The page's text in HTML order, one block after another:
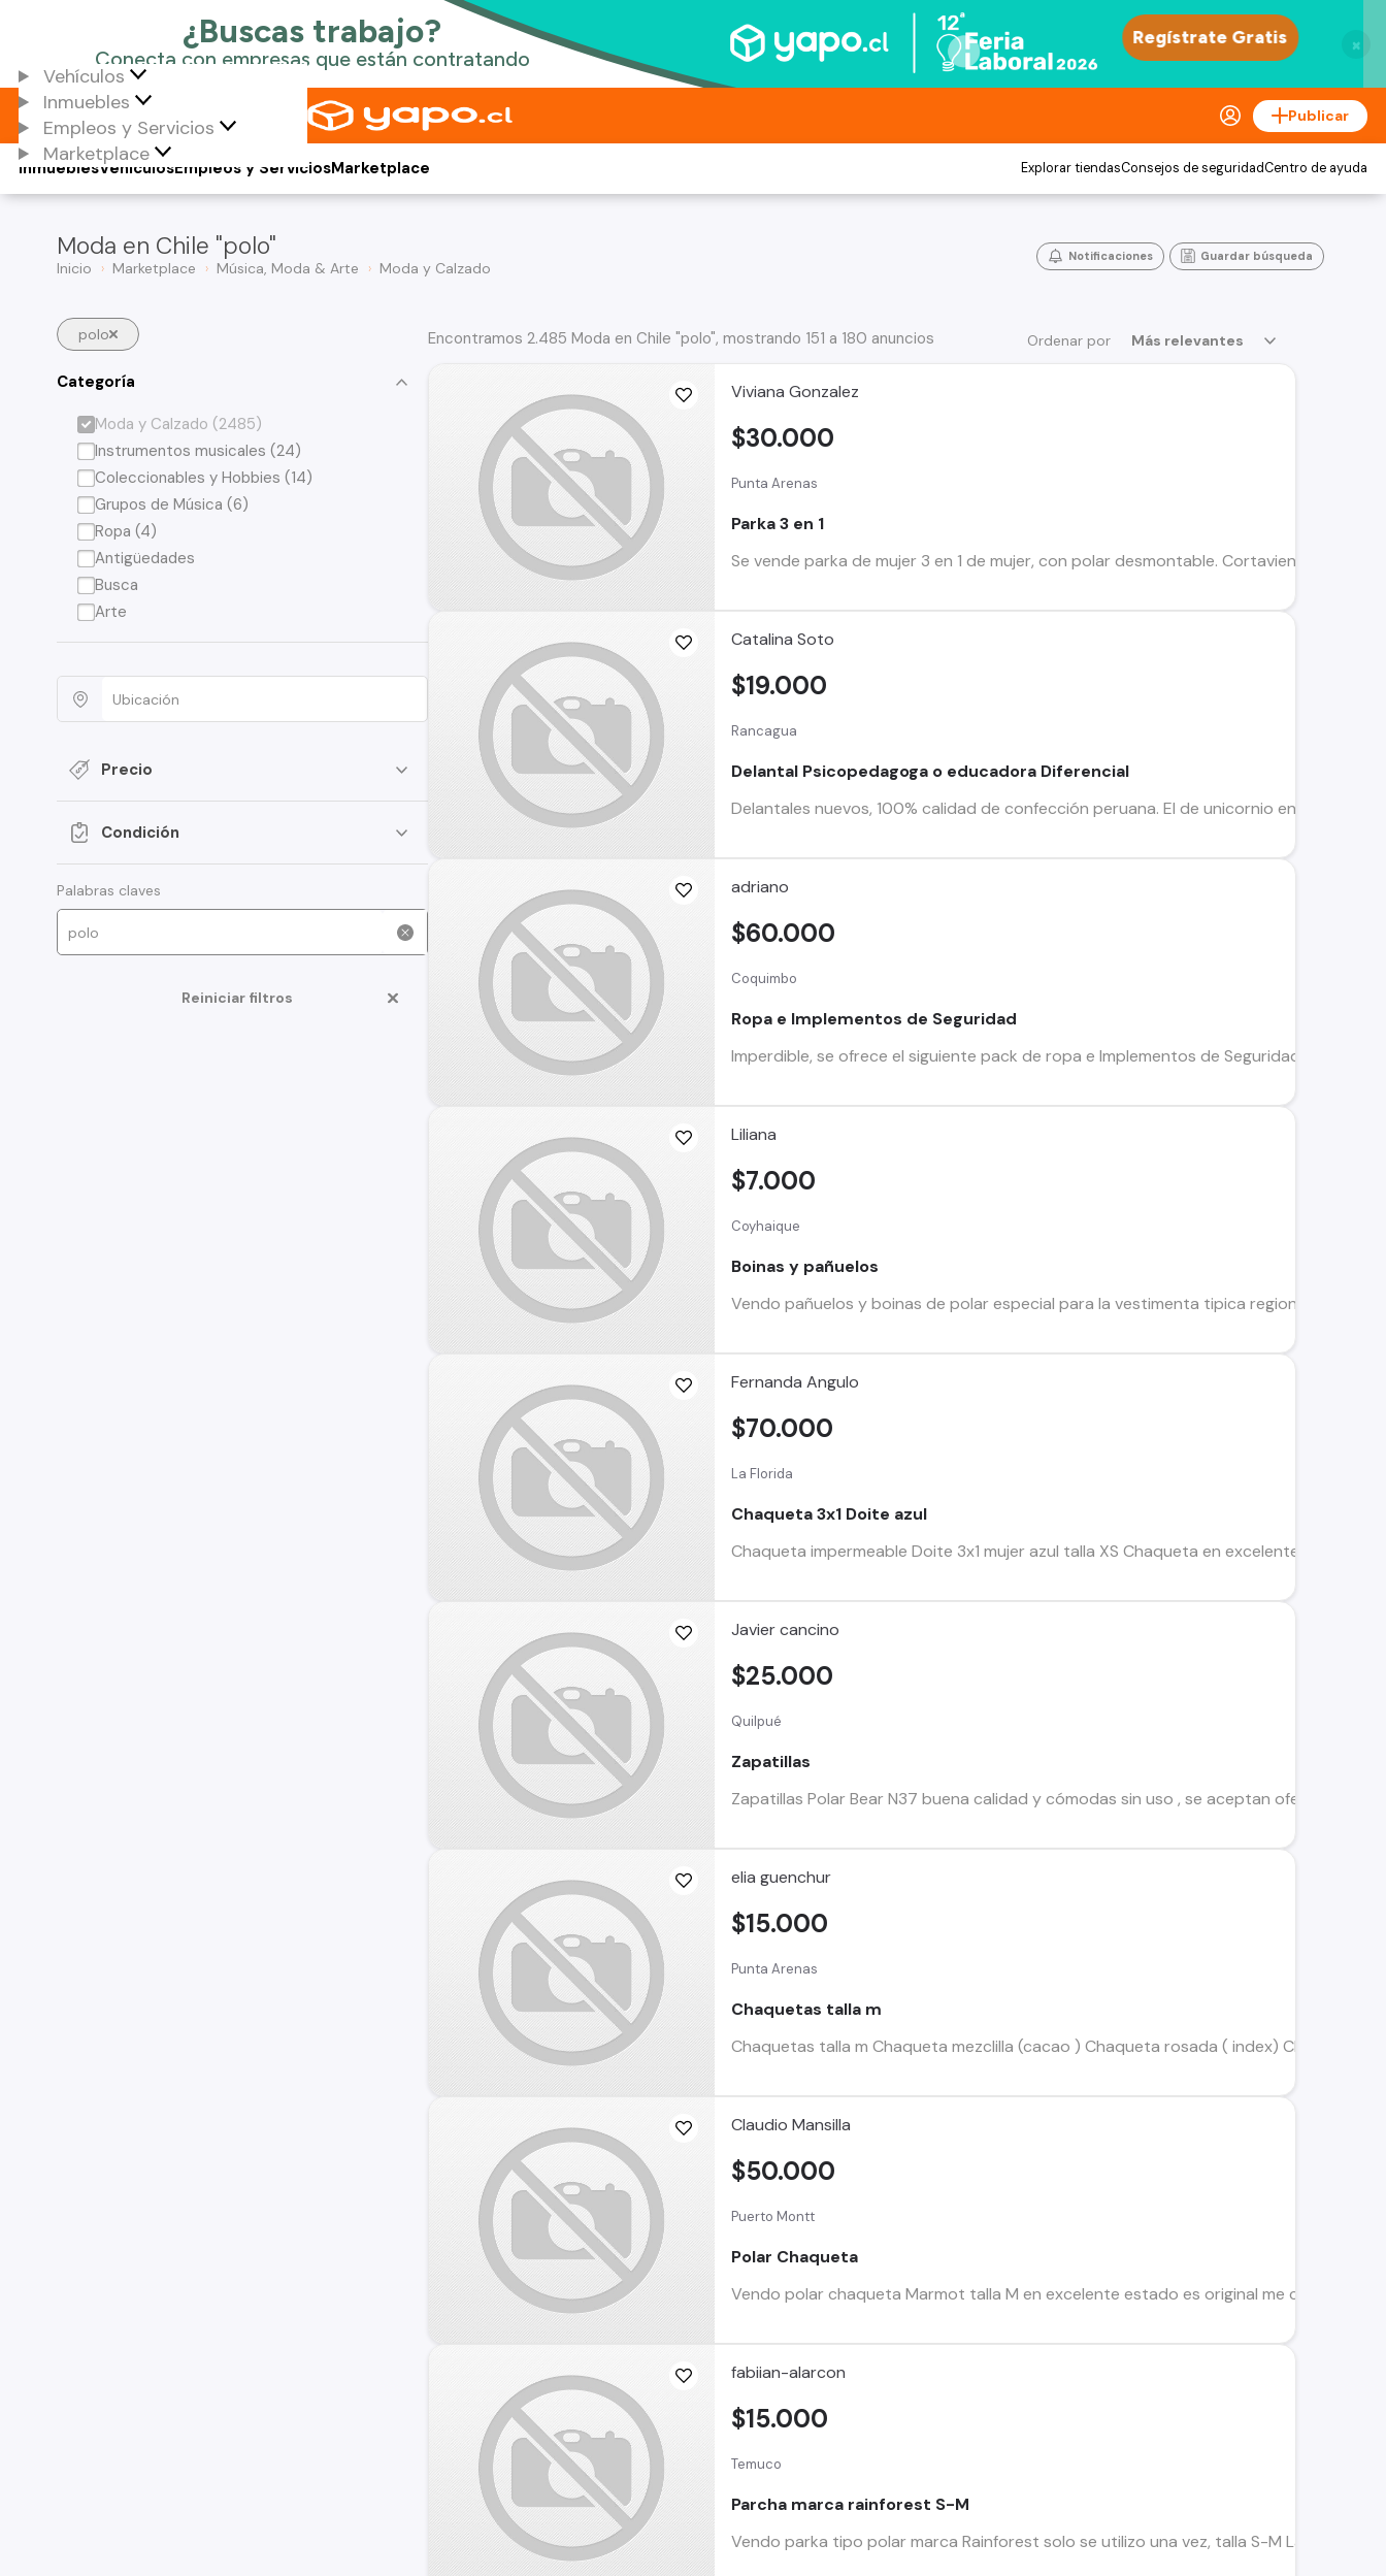
×
Vehículos
Inmuebles
Empleos y Servicios
Marketplace
Publicar
Vehículos
Inmuebles Empleos y ServiciosMarketplace Explorar tiendasConsejos de seguridadCentro de ayuda
Moda en Chile "polo"
Inicio Marketplace Música, Moda & Arte Moda y Calzado
Notificaciones Guardar búsqueda
polo
Categoría
Moda y Calzado (2485)
Instrumentos musicales (24)
Coleccionables y Hobbies (14)
Grupos de Música (6)
Ropa (4)
Antigüedades
Busca
Arte
Precio
Condición
Palabras claves
Reiniciar filtros
Ordenar por Más relevantes
Encontramos 2.485 Moda en Chile "polo", mostrando 151 a 180 anuncios
Viviana Gonzalez
Punta Arenas
Parka 3 en 1
Se vende parka de mujer 3 en 1 de mujer, con polar desmontable. Cortaviento
$30.000
Catalina Soto
Rancagua
Delantal Psicopedagoga o educadora Diferencial
Delantales nuevos, 100% calidad de confección peruana. El de unicornio en talla xs. Y
$19.000
adriano
Coquimbo
Ropa e Implementos de Seguridad
Imperdible, se ofrece el siguiente pack de ropa e Implementos de Seguridad
$60.000
Liliana
Coyhaique
Boinas y pañuelos
Vendo pañuelos y boinas de polar especial para la vestimenta tipica regional.
$7.000
Fernanda Angulo
La Florida
Chaqueta 3x1 Doite azul
Chaqueta impermeable Doite 3x1 mujer azul talla XS Chaqueta en excelente estado,
$70.000
Javier cancino
Quilpué
Zapatillas
Zapatillas Polar Bear N37 buena calidad y cómodas sin uso , se aceptan ofertas serias
$25.000
elia guenchur
Punta Arenas
Chaquetas talla m
Chaquetas talla m Chaqueta mezclilla (cacao ) Chaqueta rosada ( index) Chaqueta
$15.000
Claudio Mansilla
Puerto Montt
Polar Chaqueta
Vendo polar chaqueta Marmot talla M en excelente estado es original me costó $ 90
$50.000
fabiian-alarcon
Temuco
Parcha marca rainforest S-M
Vendo parka tipo polar marca Rainforest solo se utilizo una vez, talla S-M La vendo
$15.000